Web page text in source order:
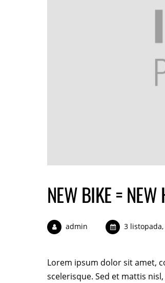
NEW BIKE =
admin 3 listopada,
Lorem ipsum dolor sit amet,
scelerisque. Sed et mattis